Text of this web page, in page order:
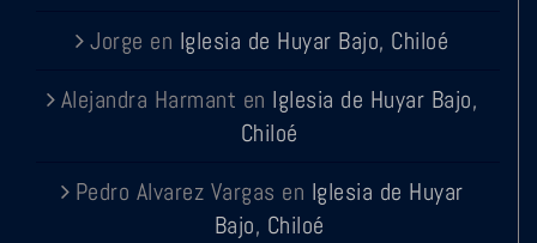
Jorge en Iglesia de Huyar Bajo, Chiloé
Alejandra Harmant en Iglesia de Huyar Bajo,
Chiloé
Pedro Alvarez Vargas en Iglesia de Huyar
Bajo, Chiloé